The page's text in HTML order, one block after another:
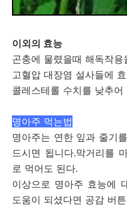
이외의 효능
곤충에 물렸을때 해독작용
고혈압 대장염 설사들에
콜레스테롤 수치를 낮추
명아주 먹는법
명아주는 연한 잎과 줄기
드시면 됩니다.막거리를
로 먹어도 된다.
이상으로 명아주 효능에
도움이 되셨다면 공감 버